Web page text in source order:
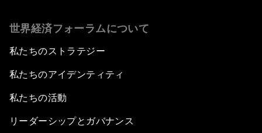
世界経済フォーラムについて
私たちのストラテジー
私たちのアイデンティティ
私たちの活動
リーダーシップとガバナンス